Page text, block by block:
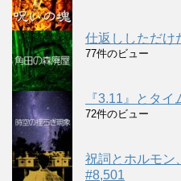
仕返ししただけ
77件のビュー
『3.11』とタ
72件のビュー
祝詞とホルモン
#8,501